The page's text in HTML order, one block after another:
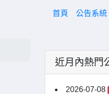
首頁 (current)
公告系統
近月內熱門
2026-07-08